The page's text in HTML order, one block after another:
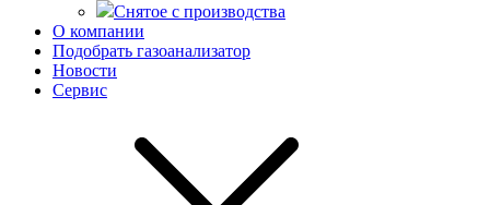
Снятое с производства
О компании
Подобрать газоанализатор
Новости
Сервис